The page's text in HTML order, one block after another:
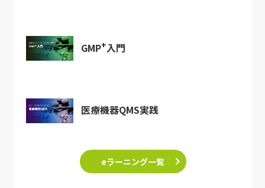
GMP+入門
医療機器QMS実践
eラーニング一覧